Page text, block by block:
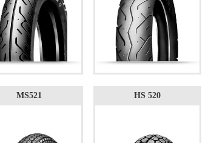
MS521 HS 520